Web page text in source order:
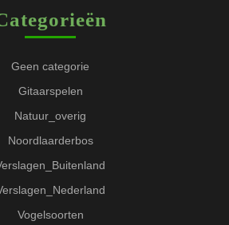
Geen categorie
Gitaarspelen
Natuur_overig
Noordlaarderbos
Vogelsoorten